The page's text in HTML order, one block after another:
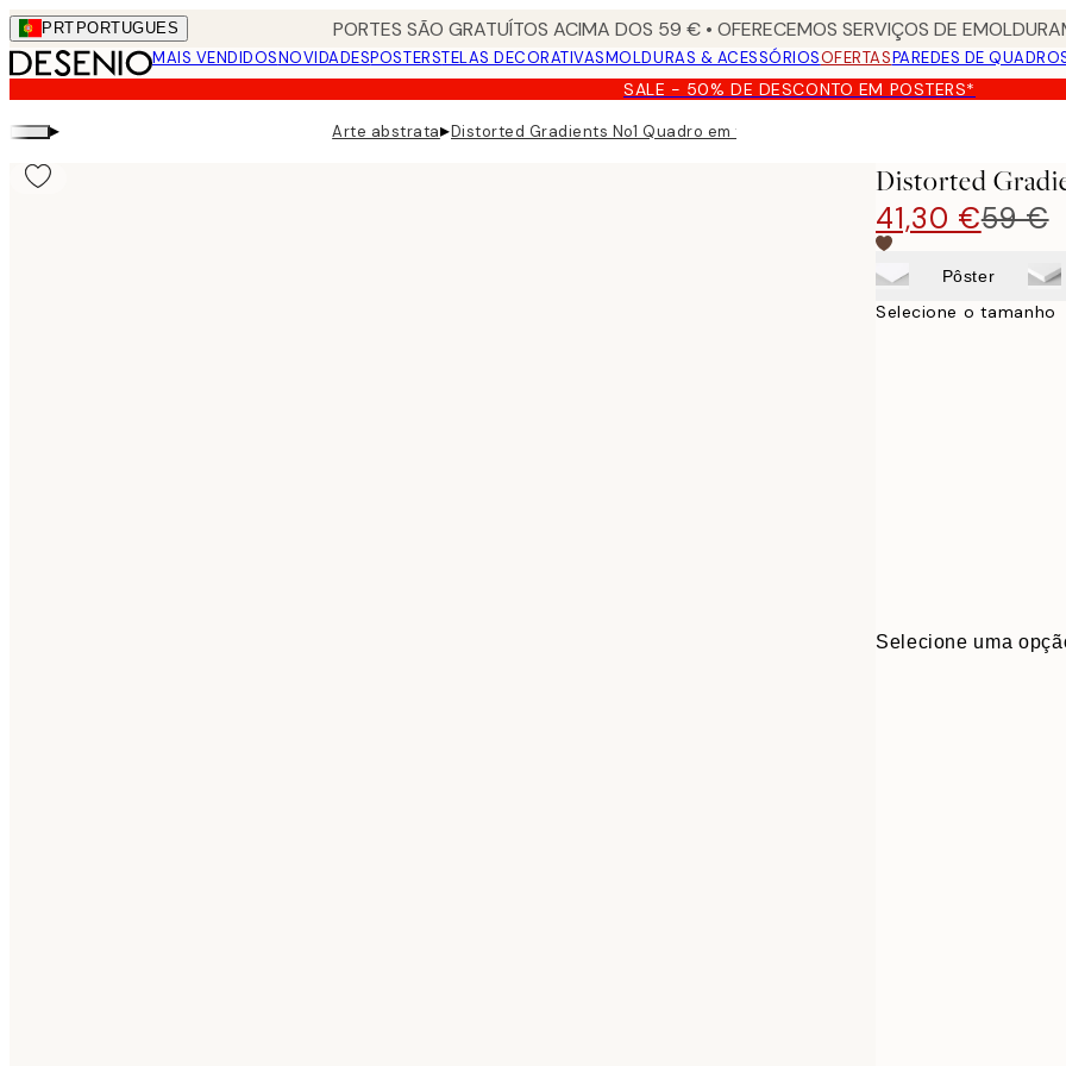
Skip
to
main
content.
PRT PORTUGUES PORTES SÃO GRATUÍTOS ACIMA DOS 59 € • OFERECEMOS SERVIÇOS DE
MAIS VENDIDOSNOVIDADESPOSTERSTELAS DECORATIVASMOLDURAS & ACESSÓRIOSOFERTASPAREDES DE
SALE - 50% DE DESCONTO EM POSTERS*
▸ Arte abstrata▸Distorted Gradients No1 Quadro em tela
Distorted
41,30 €59 €
Pôster
Selecione o tamanho
Selecione uma